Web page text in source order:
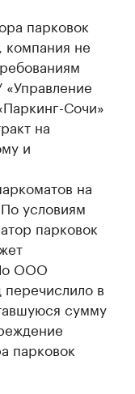
парковок
не
Сочи»
на
и
на
условиям
парковок
ООО
в
сумму
парковок